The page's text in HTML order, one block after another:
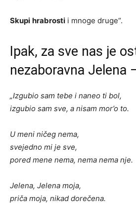
Skupi hrabrosti i mnoge druge“.
Ipak, za sve nas je
nezaboravna Jelena
„Izgubio sam tebe i naneo ti bol,
izgubio sam sve, a nisam mor’o to.
U meni ničeg nema,
svejedno mi je sve,
pored mene nema, nema nema nje.
Jelena, Jelena moja,
priča moja, nikad dorečena.